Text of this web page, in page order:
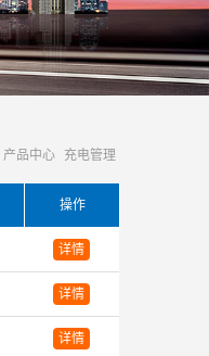
产品中心 充电管理
操作
详情
详情
详情